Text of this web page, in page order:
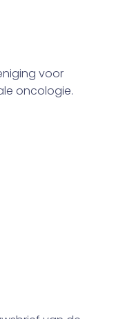
voor
oncologie.